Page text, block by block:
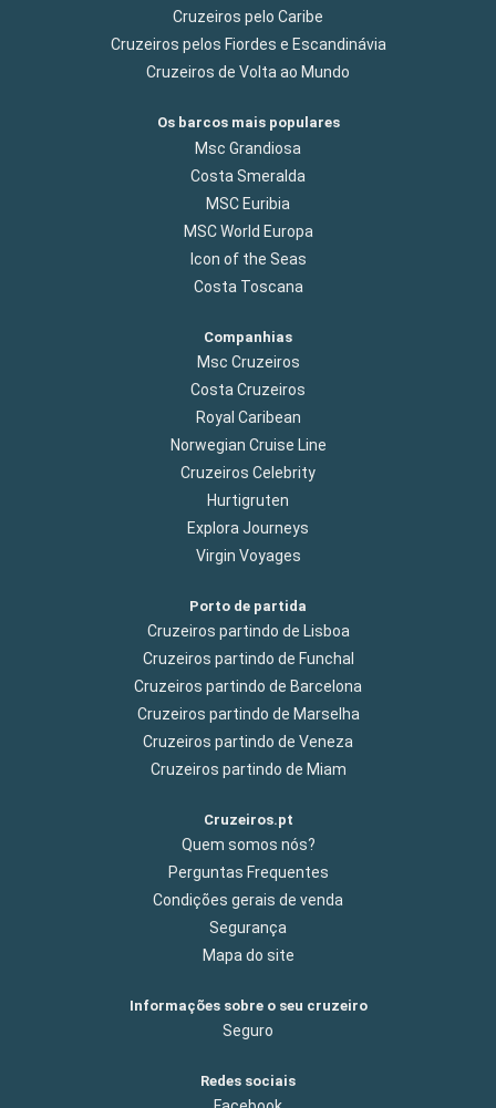
Cruzeiros pelo Caribe
Cruzeiros pelos Fiordes e Escandinávia
Cruzeiros de Volta ao Mundo
Os barcos mais populares
Msc Grandiosa
Costa Smeralda
MSC Euribia
MSC World Europa
Icon of the Seas
Costa Toscana
Companhias
Msc Cruzeiros
Costa Cruzeiros
Royal Caribean
Norwegian Cruise Line
Cruzeiros Celebrity
Hurtigruten
Explora Journeys
Virgin Voyages
Porto de partida
Cruzeiros partindo de Lisboa
Cruzeiros partindo de Funchal
Cruzeiros partindo de Barcelona
Cruzeiros partindo de Marselha
Cruzeiros partindo de Veneza
Cruzeiros partindo de Miam
Cruzeiros.pt
Quem somos nós?
Perguntas Frequentes
Condições gerais de venda
Segurança
Mapa do site
Informações sobre o seu cruzeiro
Seguro
Redes sociais